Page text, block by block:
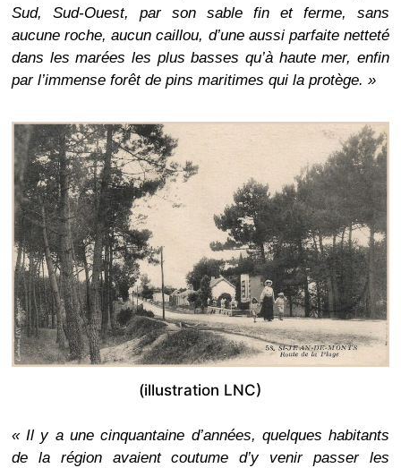
Sud, Sud-Ouest, par son sable fin et ferme, sans
aucune roche, aucun caillou, d’une aussi parfaite netteté
dans les marées les plus basses qu’à haute mer, enfin
par l’immense forêt de pins maritimes qui la protège. »
(illustration LNC)
« Il y a une cinquantaine d’années, quelques habitants
de la région avaient coutume d’y venir passer les